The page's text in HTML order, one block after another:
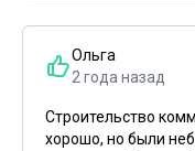
Ольга
2 года назад
Строительство
хорошо, но были